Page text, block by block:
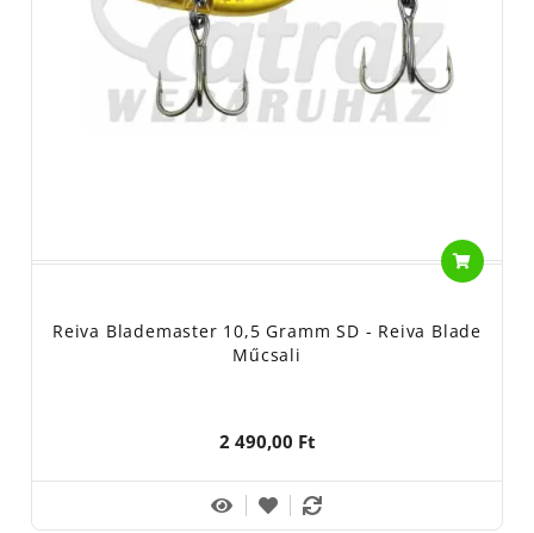
Reiva Blademaster 10,5 Gramm SD - Reiva Blade
Műcsali
2 490,00 Ft